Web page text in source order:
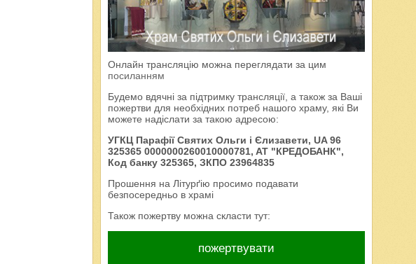
Онлайн трансляцію можна переглядати за цим
посиланням
Будемо вдячні за підтримку трансляції, а також за Ваші
пожертви для необхідних потреб нашого храму, які Ви
можете надіслати за такою адресою:
УГКЦ Парафії Святих Ольги і Єлизавети, UA 96
325365 0000000260010000781, AT "КРЕДОБАНК",
Код банку 325365, ЗКПО 23964835
Прошення на Літурґію просимо подавати
безпосередньо в храмі
Також пожертву можна скласти тут:
пожертвувати